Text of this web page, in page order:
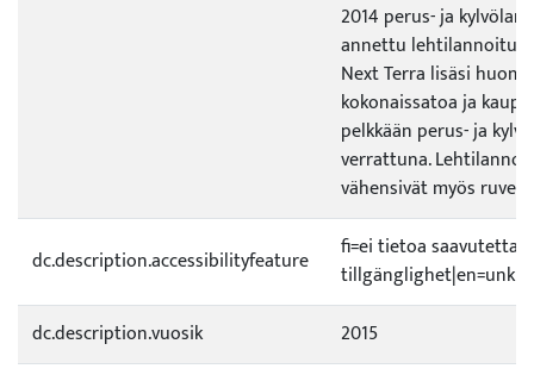
2014 perus- ja
annettu lehtilannoitus,
Next Terra lisäsi
kokonaissatoa ja
pelkkään perus- ja
verrattuna.
vähensivät myös
dc.description.accessibilityfeature
fi=ei tietoa
dc.description.vuosik
2015